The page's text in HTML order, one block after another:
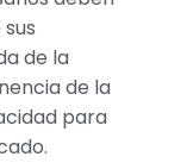
de la
de la
para